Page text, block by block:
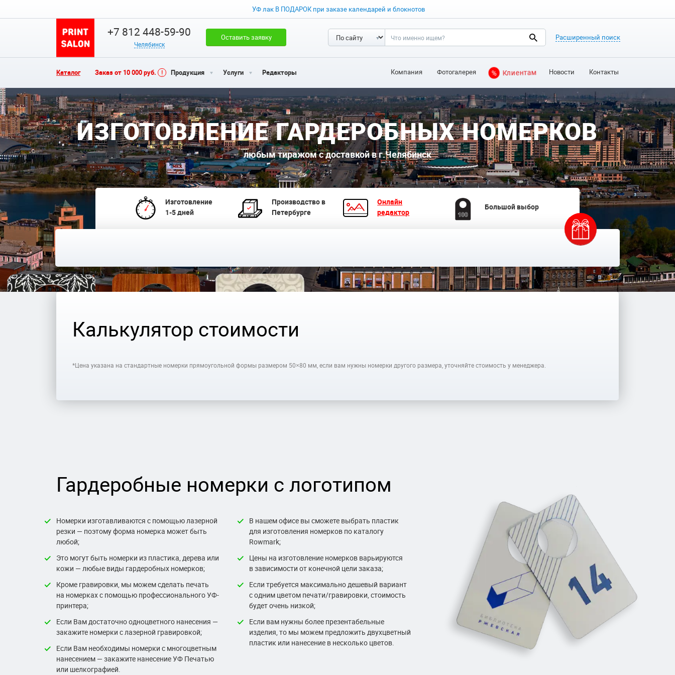
УФ лак В ПОДАРОК при заказе календарей и блокнотов
+7 812 448-59-90
Челябинск
Оставить заявку Расширенный поиск
Каталог Заказ от 10 000 руб. Продукция Услуги Редакторы Компания Фотогалерея % Клиентам Новости Контакты
ИЗГОТОВЛЕНИЕ ГАРДЕРОБНЫХ НОМЕРКОВ
любым тиражом с доставкой в г.Челябинск
Изготовление
1-5 дней
Производство в
Петербурге
Онлайн
редактор
Большой выбор
Калькулятор стоимости
*Цена указана на стандартные номерки прямоугольной формы размером 50×80 мм, если вам нужны номерки другого размера, уточняйте стоимость у менеджера.
Гардеробные номерки с логотипом
Номерки изготавливаются с помощью лазерной
резки — поэтому форма номерка может быть
любой;
Это могут быть номерки из пластика, дерева или
кожи — любые виды гардеробных номерков;
Кроме гравировки, мы можем сделать печать
на номерках с помощью профессионального УФ-
принтера;
Если Вам достаточно одноцветного нанесения —
закажите номерки с лазерной гравировкой;
Если Вам необходимы номерки с многоцветным
нанесением — закажите нанесение УФ Печатью
или шелкографией.
В нашем офисе вы сможете выбрать пластик
для изготовления номерков по каталогу
Rowmark;
Цены на изготовление номерков варьируются
в зависимости от конечной цели заказа;
Если требуется максимально дешевый вариант
с одним цветом печати/гравировки, стоимость
будет очень низкой;
Если вам нужны более презентабельные
изделия, то мы можем предложить двухцветный
пластик или нанесение в несколько цветов.